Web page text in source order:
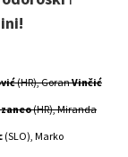
(HR), GoranVinčić
(HR), Miranda
(SLO), Marko